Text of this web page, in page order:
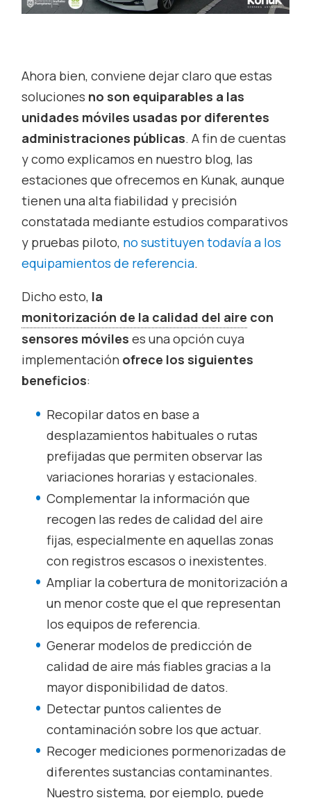
Ahora bien, conviene dejar claro que estas
soluciones no son equiparables a las
unidades móviles usadas por diferentes
administraciones públicas. A fin de cuentas
y como explicamos en nuestro blog, las
estaciones que ofrecemos en Kunak, aunque
tienen una alta fiabilidad y precisión
constatada mediante estudios comparativos
y pruebas piloto, no sustituyen todavía a los
equipamientos de referencia.
Dicho esto, la
monitorización de la calidad del aire con
sensores móvileses una opción cuya
implementación ofrece los siguientes
beneficios:
Recopilar datos en base a
desplazamientos habituales o rutas
prefijadas que permiten observar las
variaciones horarias y estacionales.
Complementar la información que
recogen las redes de calidad del aire
fijas, especialmente en aquellas zonas
con registros escasos o inexistentes.
Ampliar la cobertura de monitorización a
un menor coste que el que representan
los equipos de referencia.
Generar modelos de predicción de
calidad de aire más fiables gracias a la
mayor disponibilidad de datos.
Detectar puntos calientes de
contaminación sobre los que actuar.
Recoger mediciones pormenorizadas de
diferentes sustancias contaminantes.
Nuestro sistema, por ejemplo, puede